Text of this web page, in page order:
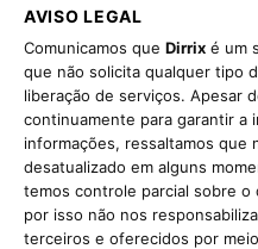
AVISO LEGAL
Comunicamos que Dirrix é um
que não solicita qualquer tipo
liberação de serviços. Apesar
continuamente para garantir a
informações, ressaltamos que
desatualizado em alguns
temos controle parcial sobre
por isso não nos
terceiros e oferecidos por